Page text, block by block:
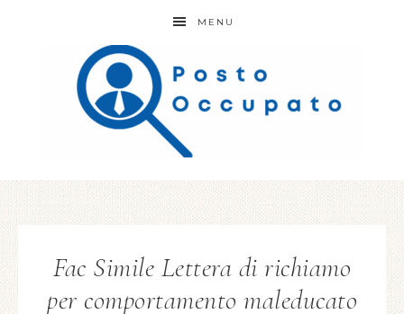
MENU
Fac Simile Lettera di richiamo
per comportamento maleducato